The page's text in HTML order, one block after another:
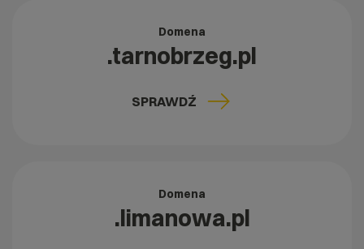
Domena
.tarnobrzeg.pl
SPRAWDŹ
Domena
.limanowa.pl